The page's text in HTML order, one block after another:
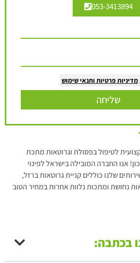
053-3413894
מדיניות פרטיות ותנאי שימוש
שליחה
לטיפול בפסולת וגרוטאות מתכת
אנו החברה המובילה בישראל לפינוי
שלנו כוללים קניית גרוטאות ברזל,
נחושת ומתכות נלוות אחרות במחיר הטוב
בכתבה: